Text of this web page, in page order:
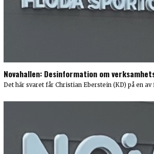
Novahallen: Desinformation om
Det här svaret får Christian Eberstein (KD) på en av